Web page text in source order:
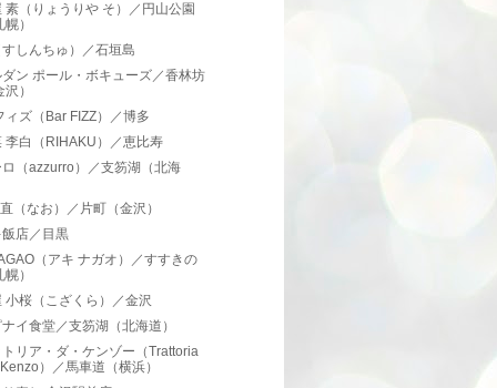
素（りょうりや そ）／円山公園
）
しんちゅ）／石垣島
ン ポール・ボキューズ／香林坊
）
ィズ（Bar FIZZ）／博多
李白（RIHAKU）／恵比寿
（azzurro）／支笏湖（北海
（なお）／片町（金沢）
店／目黒
（アキ ナガオ）／すすきの
）
小桜（こざくら）／金沢
イ食堂／支笏湖（北海道）
リア・ダ・ケンゾー（Trattoria
）／馬車道（横浜）